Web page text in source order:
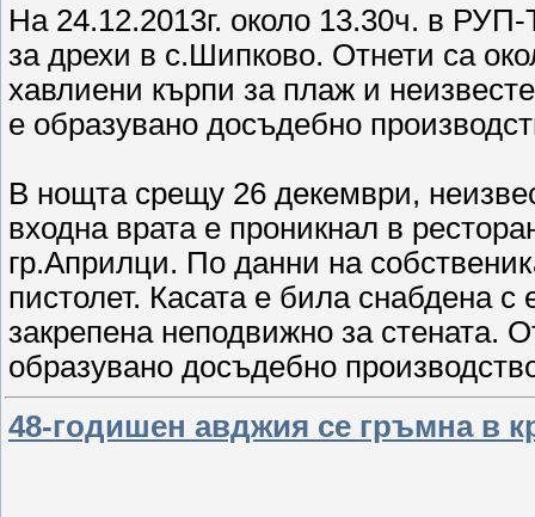
На 24.12.2013г. около 13.30ч. в
за дрехи в с.Шипково. Отнети са
хавлиени кърпи за плаж и
е образувано досъдебно
В нощта срещу 26 декември,
входна врата е проникнал в
гр.Априлци. По данни на
пистолет. Касата е била снабдена
закрепена неподвижно за стената.
образувано досъдебно
48-годишен авджия се гръмна в